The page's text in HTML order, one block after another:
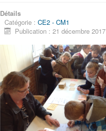
Détails
Catégorie : CE2 - CM1
Publication : 21 décembre 2017